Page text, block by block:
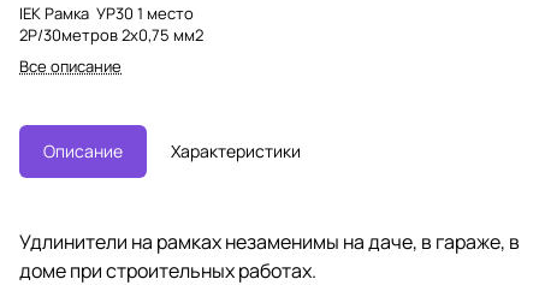
IEK Рамка УР30 1 место
2Р/30метров 2х0,75 мм2
Все описание
Описание Характеристики
Удлинители на рамках незаменимы на даче, в гараже, в
доме при строительных работах.